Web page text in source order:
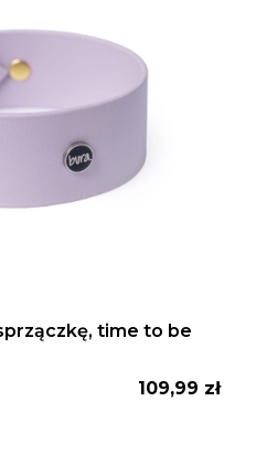
time to be
Cena
109,99 zł